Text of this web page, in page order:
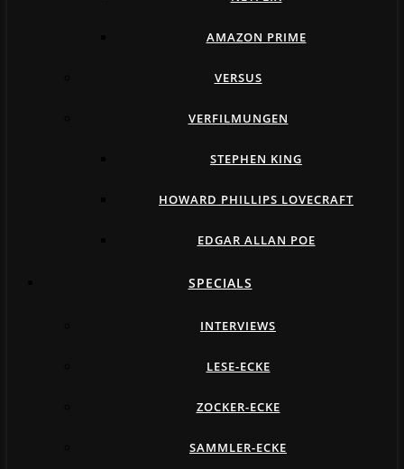
AMAZON PRIME
VERSUS
VERFILMUNGEN
STEPHEN KING
HOWARD PHILLIPS LOVECRAFT
EDGAR ALLAN POE
SPECIALS
INTERVIEWS
LESE-ECKE
ZOCKER-ECKE
SAMMLER-ECKE